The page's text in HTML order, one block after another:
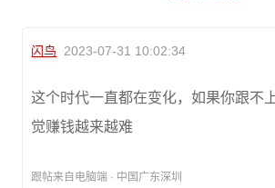
闪鸟 2023-07-31 10:02:34
这个时代一直都在变化，如果你跟不
觉赚钱越来越难
跟帖来自电脑端 · 中国广东深圳